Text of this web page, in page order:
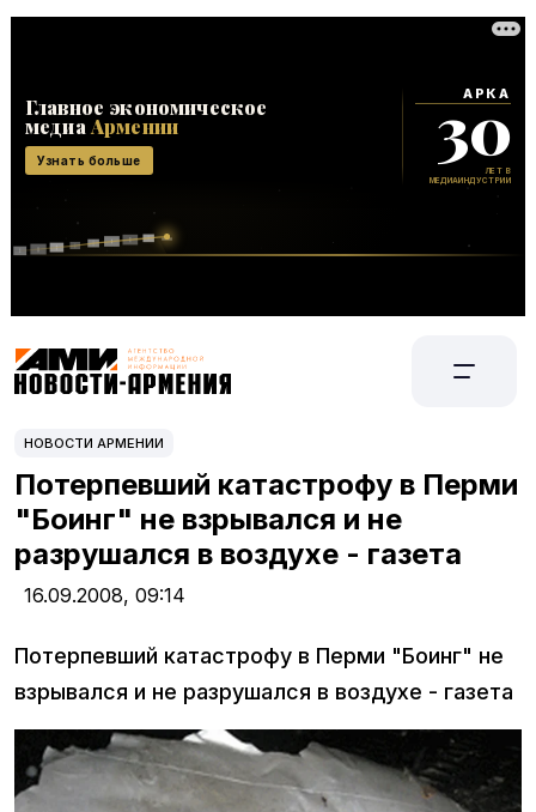
НОВОСТИ АРМЕНИИ
Потерпевший катастрофу в Перми
"Боинг" не взрывался и не
разрушался в воздухе - газета
16.09.2008, 09:14
Потерпевший катастрофу в Перми "Боинг" не
взрывался и не разрушался в воздухе - газета